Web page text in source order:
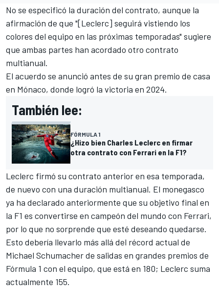
No se especificó la duración del contrato, aunque la
afirmación de que "[Leclerc] seguirá vistiendo los
colores del equipo en las próximas temporadas" sugiere
que ambas partes han acordado otro contrato
multianual.
El acuerdo se anunció antes de su gran premio de casa
en Mónaco, donde logró la victoria en 2024.
También lee:
FÓRMULA 1
¿Hizo bien Charles Leclerc en firmar
otra contrato con Ferrari en la F1?
Leclerc firmó su contrato anterior en esa temporada,
de nuevo con una duración multianual. El monegasco
ya ha declarado anteriormente que su objetivo final en
la F1 es convertirse en campeón del mundo con Ferrari,
por lo que no sorprende que esté deseando quedarse.
Esto debería llevarlo más allá del récord actual de
Michael Schumacherde salidas en grandes premios de
Fórmula 1 con el equipo, que está en 180; Leclerc suma
actualmente 155.